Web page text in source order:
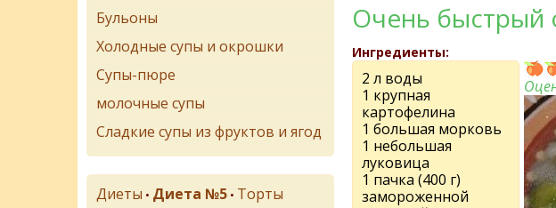
Очень быстрый
Ингредиенты:
2 л воды
1 крупная
картофелина
1 большая морковь
1 небольшая
луковица
1 пачка (400 г)
замороженной
Бульоны
Холодные супы и окрошки
Супы-пюре
молочные супы
Сладкие супы из фруктов и ягод
Диеты • Диета №5 • Торты